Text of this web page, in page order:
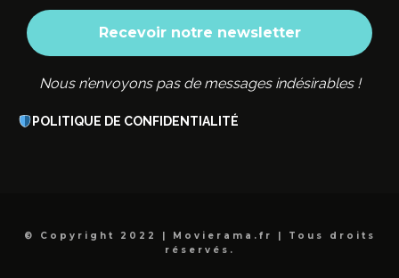
Nous n’envoyons pas de messages indésirables !
POLITIQUE DE CONFIDENTIALITÉ
© Copyright 2022 | Movierama.fr | Tous droits
réservés.